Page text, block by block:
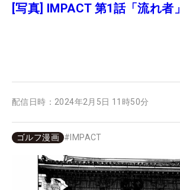
[写真] IMPACT 第1話「流れ者」
配信日時： 2024年2月5日 11時50分
ゴルフ漫画 # IMPACT